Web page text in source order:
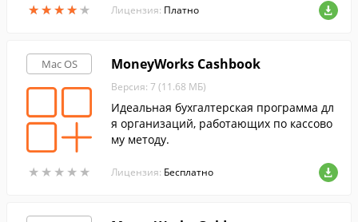
★★★★★
★★★★★ Лицензия: Платно
Mac OS
★ ★ ★ ★ ★
★ ★ ★ ★ ★
MoneyWorks Cashbook
Версия: 7 (11.68 МБ)
Идеальная бухгалтерская программа дл
я организаций, работающих по кассово
му методу.
Лицензия: Бесплатно